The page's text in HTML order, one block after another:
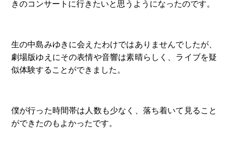
きのコンサートに行きたいと思うようになったのです。
生の中島みゆきに会えたわけではありませんでしたが、
劇場版ゆえにその表情や音響は素晴らしく、ライブを疑
似体験することができました。
僕が行った時間帯は人数も少なく、落ち着いて見ること
ができたのもよかったです。